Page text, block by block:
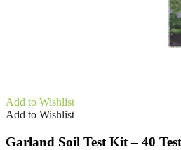
Add to Wishlist
Add to Wishlist
Garland Soil Test Kit – 40